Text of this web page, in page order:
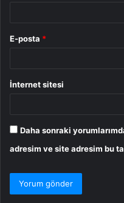
E-posta *
İnternet sitesi
Daha sonraki
adresim ve site adresim bu